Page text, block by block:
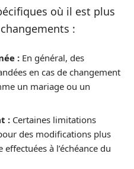
où il est plus
:
: En général, des
en cas de changement
un mariage ou un
: Certaines limitations
des modifications plus
à l’échéance du